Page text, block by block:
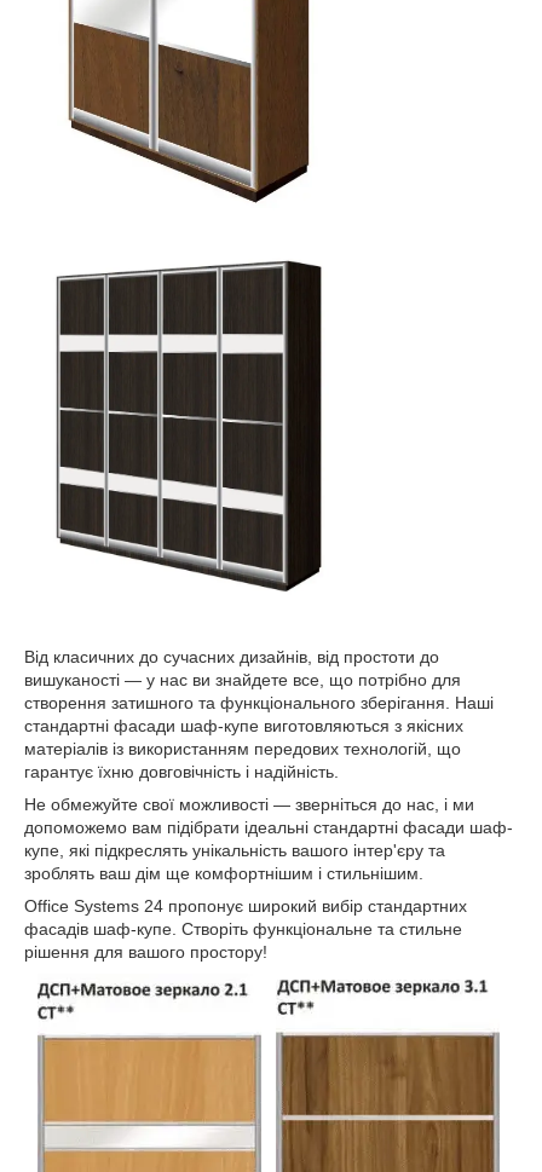
Від класичних до сучасних дизайнів, від простоти до
вишуканості — у нас ви знайдете все, що потрібно для
створення затишного та функціонального зберігання. Наші
стандартні фасади шаф-купе виготовляються з якісних
матеріалів із використанням передових технологій, що
гарантує їхню довговічність і надійність.
Не обмежуйте свої можливості — зверніться до нас, і ми
допоможемо вам підібрати ідеальні стандартні фасади шаф-
купе, які підкреслять унікальність вашого інтер'єру та
зроблять ваш дім ще комфортнішим і стильнішим.
Office Systems 24 пропонує широкий вибір стандартних
фасадів шаф-купе. Створіть функціональне та стильне
рішення для вашого простору!